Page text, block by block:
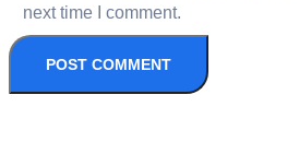
next time I comment.